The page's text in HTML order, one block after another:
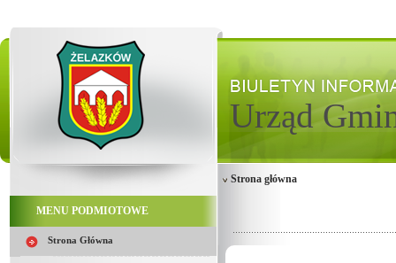
Urząd
MENU PODMIOTOWE
Strona Główna
Strona główna